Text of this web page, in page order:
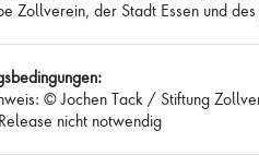
Zollverein, der Stadt Essen und des
© Jochen Tack / Stiftung
nicht notwendig